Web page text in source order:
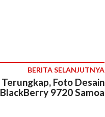
BERITA SELANJUTNYA
Terungkap, Foto Desain
BlackBerry 9720 Samoa